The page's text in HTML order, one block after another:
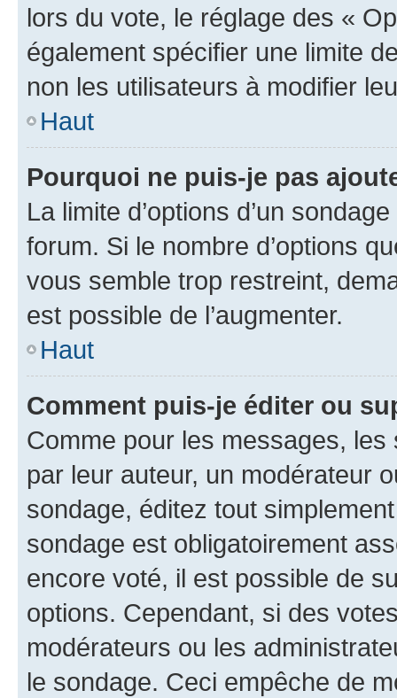
lors du vote, le réglage des «
également spécifier une limite
non les utilisateurs à modifier
Haut
Pourquoi ne puis-je pas
La limite d’options d’un
forum. Si le nombre d’options
vous semble trop restreint,
est possible de l’augmenter.
Haut
Comment puis-je éditer ou
Comme pour les messages,
par leur auteur, un modérateur
sondage, éditez tout
sondage est obligatoirement
encore voté, il est possible de
options. Cependant, si des
modérateurs ou les
le sondage. Ceci empêche de